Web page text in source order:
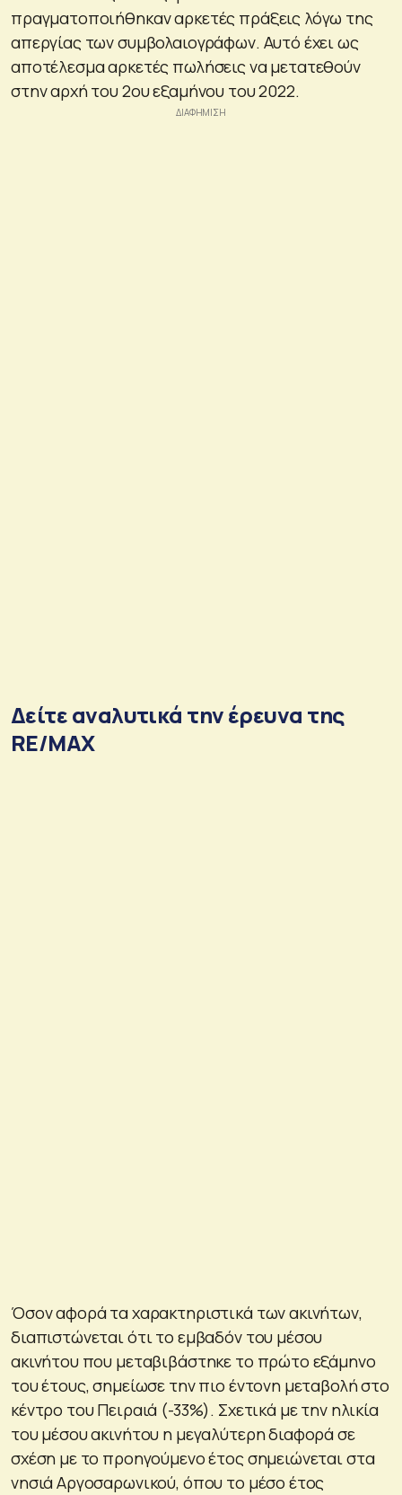
πραγματοποιήθηκαν αρκετές πράξεις λόγω της
απεργίας των συμβολαιογράφων. Αυτό έχει ως
αποτέλεσμα αρκετές πωλήσεις να μετατεθούν
στην αρχή του 2ου εξαμήνου του 2022.
Δείτε αναλυτικά την έρευνα της
RE/MAX
Όσον αφορά τα χαρακτηριστικά των ακινήτων,
διαπιστώνεται ότι το εμβαδόν του μέσου
ακινήτου που μεταβιβάστηκε το πρώτο εξάμηνο
του έτους, σημείωσε την πιο έντονη μεταβολή στο
κέντρο του Πειραιά (-33%). Σχετικά με την ηλικία
του μέσου ακινήτου η μεγαλύτερη διαφορά σε
σχέση με το προηγούμενο έτος σημειώνεται στα
νησιά Αργοσαρωνικού, όπου το μέσο έτος